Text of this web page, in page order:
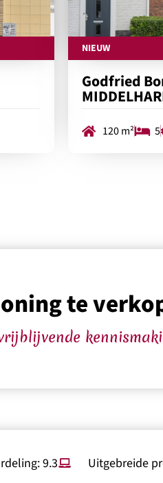
NIEUW
Godfried
120 m² 5
te
9.3 Uitgebreide